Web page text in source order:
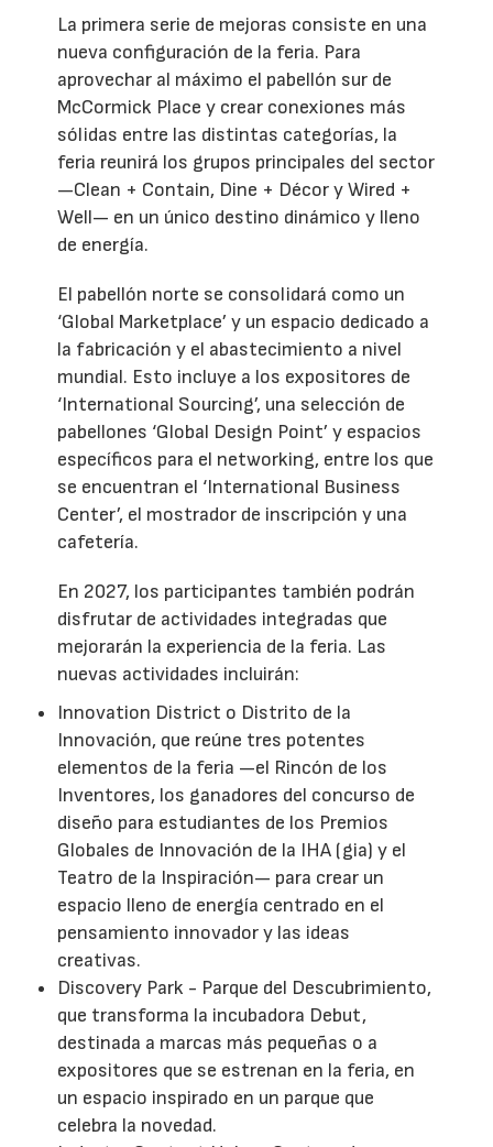
La primera serie de mejoras consiste en una
nueva configuración de la feria. Para
aprovechar al máximo el pabellón sur de
McCormick Place y crear conexiones más
sólidas entre las distintas categorías, la
feria reunirá los grupos principales del sector
—Clean + Contain, Dine + Décor y Wired +
Well— en un único destino dinámico y lleno
de energía.
El pabellón norte se consolidará como un
‘Global Marketplace’ y un espacio dedicado a
la fabricación y el abastecimiento a nivel
mundial. Esto incluye a los expositores de
‘International Sourcing’, una selección de
pabellones ‘Global Design Point’ y espacios
específicos para el networking, entre los que
se encuentran el ‘International Business
Center’, el mostrador de inscripción y una
cafetería.
En 2027, los participantes también podrán
disfrutar de actividades integradas que
mejorarán la experiencia de la feria. Las
nuevas actividades incluirán:
Innovation District o Distrito de la
Innovación, que reúne tres potentes
elementos de la feria —el Rincón de los
Inventores, los ganadores del concurso de
diseño para estudiantes de los Premios
Globales de Innovación de la IHA (gia) y el
Teatro de la Inspiración— para crear un
espacio lleno de energía centrado en el
pensamiento innovador y las ideas
creativas.
Discovery Park - Parque del Descubrimiento,
que transforma la incubadora Debut,
destinada a marcas más pequeñas o a
expositores que se estrenan en la feria, en
un espacio inspirado en un parque que
celebra la novedad.